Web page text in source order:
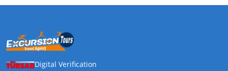
Digital Verification